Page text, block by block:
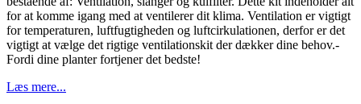
for at komme igang med at ventilerer dit klima. Ventilation er vigtigt
for temperaturen, luftfugtigheden og luftcirkulationen, derfor er det
vigtigt at vælge det rigtige ventilationskit der dækker dine behov.-
Fordi dine planter fortjener det bedste!
Læs mere...